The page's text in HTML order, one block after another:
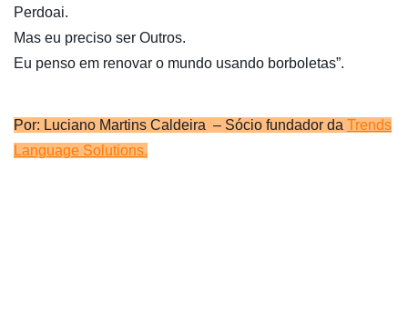
Perdoai.
Mas eu preciso ser Outros.
Eu penso em renovar o mundo usando borboletas”.
Por: Luciano Martins Caldeira – Sócio fundador da Trends
Language Solutions.